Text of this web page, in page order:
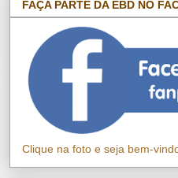
FAÇA PARTE DA EBD NO
Clique na foto e seja bem-